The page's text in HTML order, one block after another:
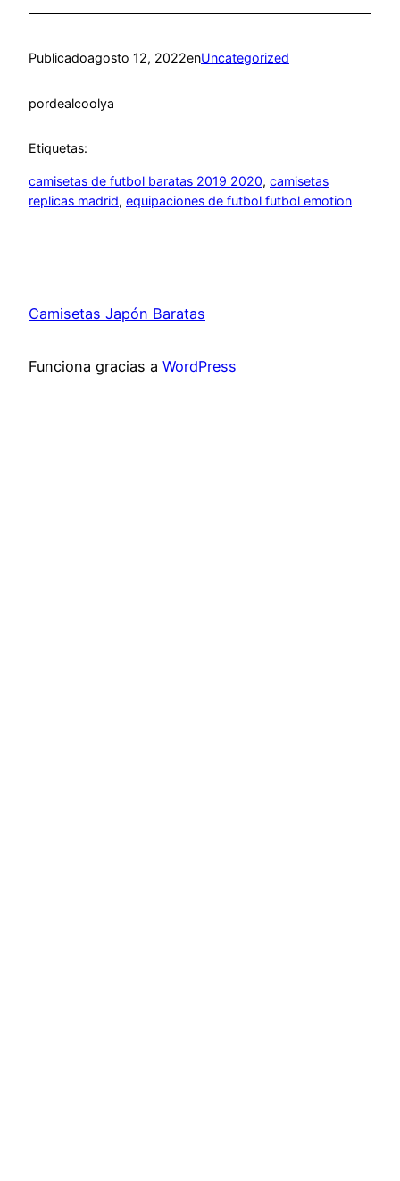
Publicadoagosto 12, 2022enUncategorized
pordealcoolya
Etiquetas:
camisetas de futbol baratas 2019 2020, camisetas
replicas madrid, equipaciones de futbol futbol emotion
Camisetas Japón Baratas
Funciona gracias a WordPress